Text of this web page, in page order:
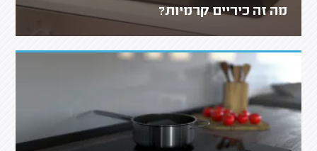
מה זה כיריים קרמיות?